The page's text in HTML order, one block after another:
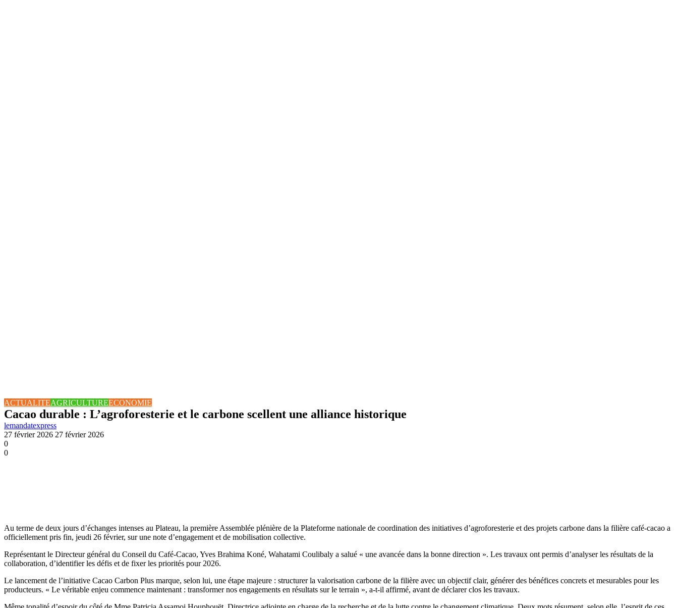
ACTUALITEAGRICULTUREECONOMIE
Cacao durable : L’agroforesterie et le carbone scellent une alliance historique
lemandatexpress
27 février 2026 27 février 2026
0
0
Au terme de deux jours d’échanges intenses au Plateau, la première Assemblée plénière de la Plateforme nationale de coordination des initiatives d’agroforesterie et des projets carbone dans la filière café-cacao a
officiellement pris fin, jeudi 26 février, sur une note d’engagement et de mobilisation collective.
Représentant le Directeur général du Conseil du Café-Cacao, Yves Brahima Koné, Wahatami Coulibaly a salué « une avancée dans la bonne direction ». Les travaux ont permis d’analyser les résultats de la
collaboration, d’identifier les défis et de fixer les priorités pour 2026.
Le lancement de l’initiative Cacao Carbon Plus marque, selon lui, une étape majeure : structurer la valorisation carbone de la filière avec un objectif clair, générer des bénéfices concrets et mesurables pour les
producteurs. « Le véritable enjeu commence maintenant : transformer nos engagements en résultats sur le terrain », a-t-il affirmé, avant de déclarer clos les travaux.